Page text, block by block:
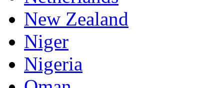
New Zealand
Niger
Nigeria